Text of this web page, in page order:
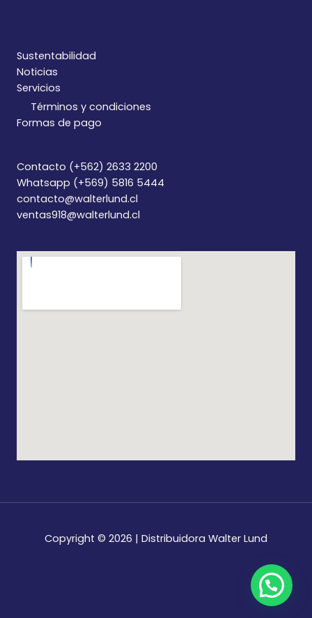
Sustentabilidad
Noticias
Servicios
Términos y condiciones
Formas de pago
Contacto (+562) 2633 2200
Whatsapp (+569) 5816 5444
contacto@walterlund.cl
ventas918@walterlund.cl
Copyright © 2026 | Distribuidora Walter Lund